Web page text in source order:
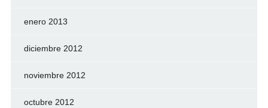
enero 2013
diciembre 2012
noviembre 2012
octubre 2012